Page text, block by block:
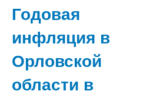
Годовая
инфляция в
Орловской
области в